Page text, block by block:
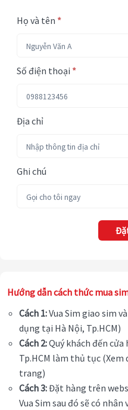
Họ và tên *
Số điện thoại *
Địa chỉ
Ghi chú
Hướng dẫn cách thức mua
Cách 1:Vua Sim giao sim
dụng tại Hà Nội, Tp.HCM)
Cách 2:Quý khách đến cửa
Tp.HCM làm thủ tục (Xem
trang)
Cách 3:Đặt hàng trên
Vua Sim sau đó sẽ có